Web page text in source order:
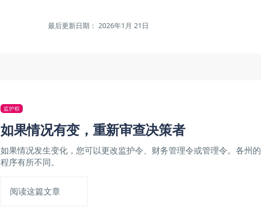
最后更新日期： 2026年1月 21日
监护权
如果情况有变，重新审查决策者
如果情况发生变化，您可以更改监护令、财务管理令或管理令。各州的
程序有所不同。
阅读这篇文章